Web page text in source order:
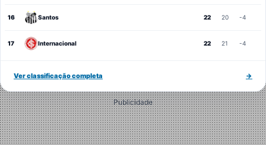
16 Santos 22 20 -4
17 Internacional 22 21 -4
Ver classificação completa →
Publicidade